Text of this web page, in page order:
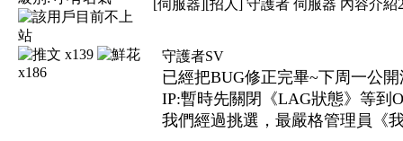
x139
x186
[伺服器][招人] 守護者 伺服器 內容介
守護者SV
已經把BUG修正完畢~下周一公
IP:暫時先關閉《LAG狀態》等到
我們經過挑選，最嚴格管理員《